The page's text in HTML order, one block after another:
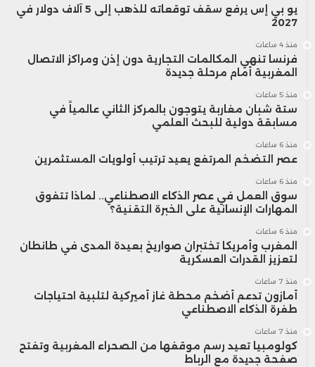
يو بي إس يرفع سقف توقعاته للذهب إلى 5 آلاف دولار في
2027
منذ 4 ساعات
فرنسا تنهي المكالمات التجارية دون إذن ومراكز الاتصال
المغربية أمام مرحلة جديدة
منذ 5 ساعات
ستة شبان مغاربة يتوجون بالمركز الثاني عالمياً في
مسابقة دولية للبحث العلمي
منذ 6 ساعات
عصر التضخم المرتفع يعيد ترتيب أولويات المستثمرين
منذ 6 ساعات
سوق العمل في عصر الذكاء الاصطناعي.. لماذا تتفوق
المهارات الإنسانية على الخبرة التقنية؟
منذ 6 ساعات
المغرب وأمريكا تختبران صواريخ بعيدة المدى في طانطان
لتعزيز القدرات العسكرية
منذ 7 ساعات
أمازون تدعم أضخم محطة غاز أميركية لتلبية احتياجات
طفرة الذكاء الاصطناعي
منذ 7 ساعات
كولومبيا تعيد رسم موقفها من الصحراء المغربية وتفتح
صفحة جديدة مع الرباط